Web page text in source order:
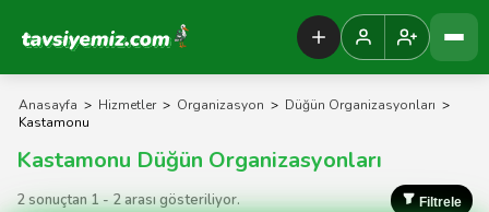
Tavsiyemiz Anasayfa
Anasayfa > Hizmetler > Organizasyon > Düğün Organizasyonları >
Kastamonu
Kastamonu Düğün Organizasyonları
2 sonuçtan 1 - 2 arası gösteriliyor. Filtrele